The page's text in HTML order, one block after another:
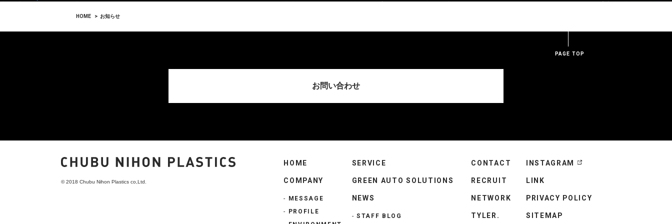
HOME お知らせ
PAGE TOP
お問い合わせ
© 2018 Chubu Nihon Plastics co,Ltd.
HOME
COMPANY
- MESSAGE
- PROFILE
SERVICE
GREEN AUTO SOLUTIONS
NEWS
- STAFF BLOG
CONTACT
RECRUIT
NETWORK
TYLER.
INSTAGRAM
LINK
PRIVACY POLICY
SITEMAP